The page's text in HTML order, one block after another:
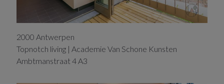
2000 Antwerpen
Ambtmanstraat 4A3
Topnotch living | Academie Van Schone Kunsten